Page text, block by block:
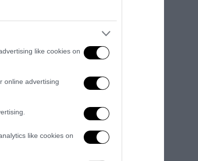
like cookies on
online advertising
like cookies on
e vinto Severyukhin, interviene
al suo contratto per le gare